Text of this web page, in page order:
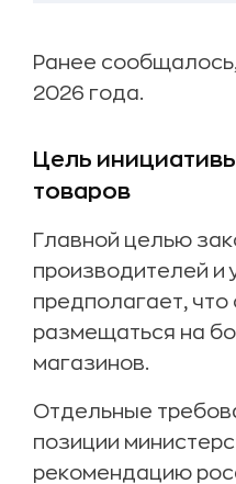
Ранее
2026 года.
Цель
товаров
Главной целью
производителей и
предполагает,
размещаться на
магазинов.
Отдельные
позиции
рекомендацию